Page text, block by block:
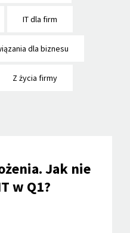
IT dla firm
dla biznesu
Z życia firmy
Jak nie
w Q1?